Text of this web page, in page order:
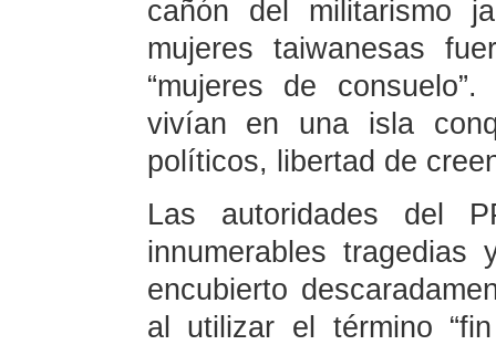
cañón del militarismo
mujeres taiwanesas
“mujeres de
vivían en una isla
políticos, libertad de
Las autoridades del
innumerables
encubierto
al utilizar el término